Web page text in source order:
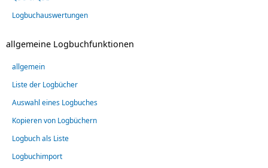
Logbuchauswertungen
allgemeine Logbuchfunktionen
allgemein
Liste der Logbücher
Auswahl eines Logbuches
Kopieren von Logbüchern
Logbuch als Liste
Logbuchimport